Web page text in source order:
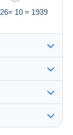
10 = 1939